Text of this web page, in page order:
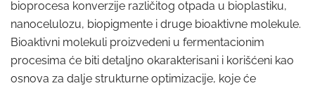
bioprocesa konverzije različitog otpada u bioplastiku,
nanocelulozu, biopigmente i druge bioaktivne molekule.
Bioaktivni molekuli proizvedeni u fermentacionim
procesima će biti detaljno okarakterisani i korišćeni kao
osnova za dalje strukturne optimizacije, koje će